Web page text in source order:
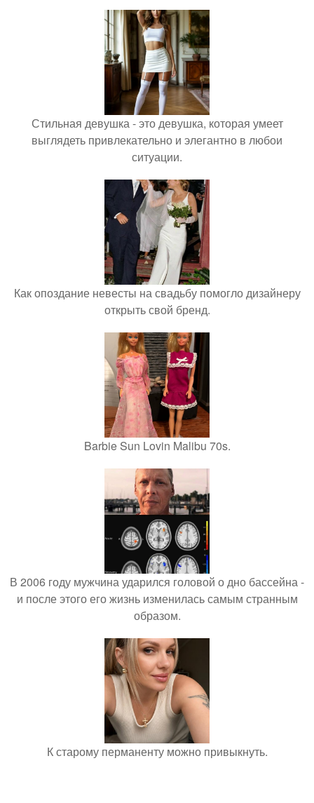
Стильная девушка - это девушка, которая умеет
выглядеть привлекательно и элегантно в любои
ситуации.
Как опоздание невесты на свадьбу помогло дизайнеру
открыть свой бренд.
Barbie Sun Lovin Malibu 70s.
В 2006 году мужчина ударился головой о дно бассейна -
и после этого его жизнь изменилась самым странным
образом.
К старому перманенту можно привыкнуть.